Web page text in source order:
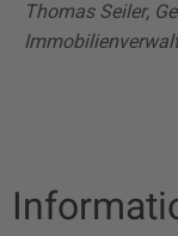
Thomas Seiler,